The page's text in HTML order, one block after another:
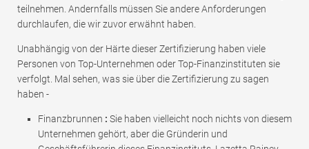
teilnehmen. Andernfalls müssen Sie andere Anforderungen
durchlaufen, die wir zuvor erwähnt haben.
Unabhängig von der Härte dieser Zertifizierung haben viele
Personen von Top-Unternehmen oder Top-Finanzinstituten sie
verfolgt. Mal sehen, was sie über die Zertifizierung zu sagen
haben -
Finanzbrunnen : Sie haben vielleicht noch nichts von diesem
Unternehmen gehört, aber die Gründerin und